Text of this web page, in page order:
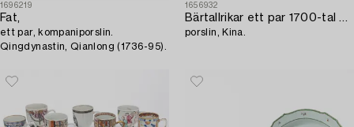
1696219
Fat,
ett par, kompaniporslin.
Qingdynastin, Qianlong (1736-95).
1656932
Bärtallrikar ett par 1700-tal samt 4 st skålar omkring år 1900,
porslin, Kina.